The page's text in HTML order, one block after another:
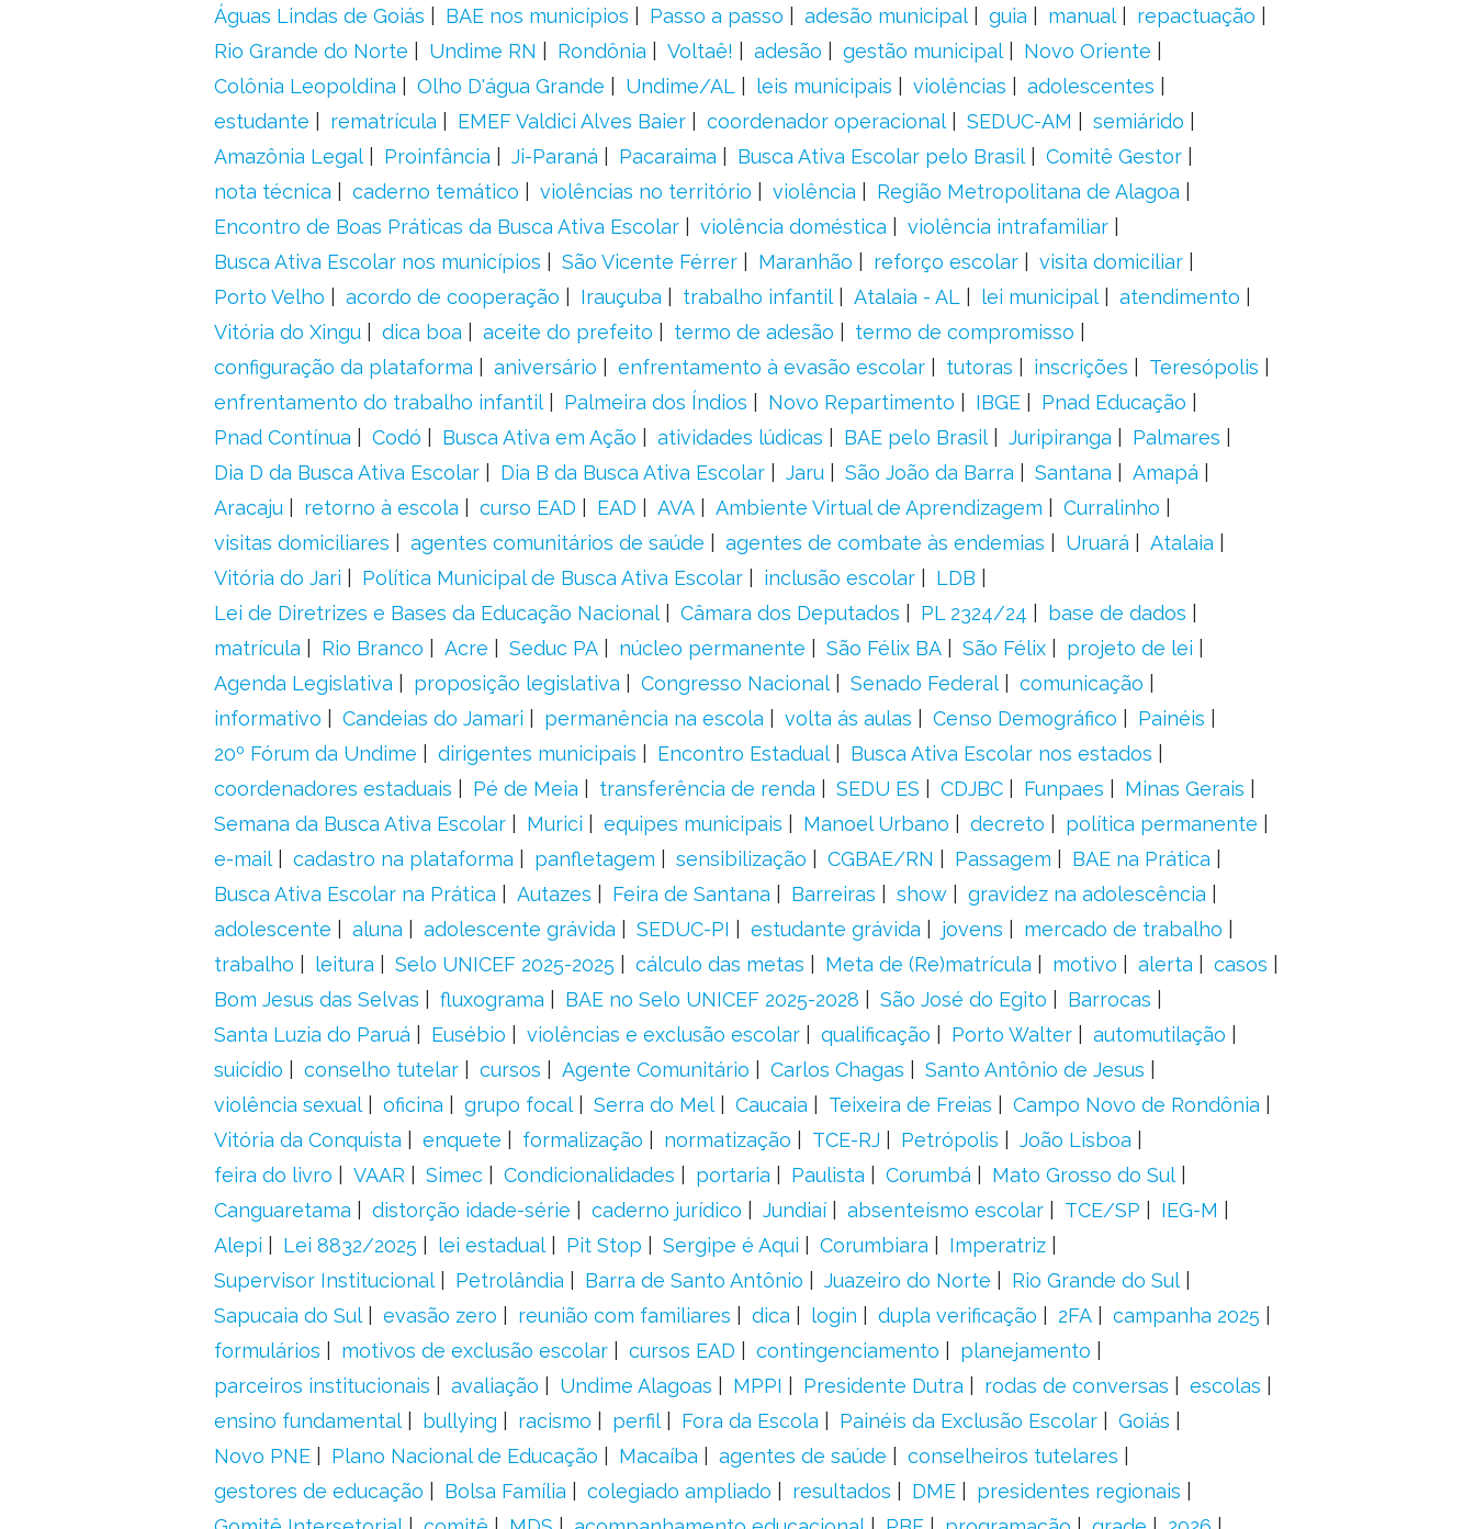
Águas Lindas de Goiás
BAE nos municípios Passo a passo adesão municipal guia manual
repactuação
Rio Grande do Norte
Undime RN Rondônia Voltaê! adesão gestão municipal
Novo Oriente
Colônia Leopoldina
Olho D'água Grande Undime/AL leis municipais violências
adolescentes
estudante
rematrícula EMEF Valdici Alves Baier coordenador operacional SEDUC-AM
semiárido
Amazônia Legal
Proinfância Ji-Paraná Pacaraima Busca Ativa Escolar pelo Brasil
Comitê Gestor
nota técnica
caderno temático violências no território violência
Região Metropolitana de Alagoa
Encontro de Boas Práticas da Busca Ativa Escolar
violência doméstica
violência intrafamiliar
Busca Ativa Escolar nos municípios
São Vicente Férrer Maranhão reforço escolar
visita domiciliar
Porto Velho
acordo de cooperação Irauçuba trabalho infantil Atalaia - AL lei municipal
atendimento
Vitória do Xingu
dica boa aceite do prefeito termo de adesão
termo de compromisso
configuração da plataforma
aniversário enfrentamento à evasão escolar tutoras inscrições
Teresópolis
enfrentamento do trabalho infantil
Palmeira dos Índios Novo Repartimento IBGE
Pnad Educação
Pnad Contínua
Codó Busca Ativa em Ação atividades lúdicas BAE pelo Brasil Juripiranga
Palmares
Dia D da Busca Ativa Escolar
Dia B da Busca Ativa Escolar Jaru São João da Barra Santana
Amapá
Aracaju
retorno à escola curso EAD EAD AVA Ambiente Virtual de Aprendizagem
Curralinho
visitas domiciliares
agentes comunitários de saúde agentes de combate às endemias Uruará
Atalaia
Vitória do Jari
Política Municipal de Busca Ativa Escolar inclusão escolar
LDB
Lei de Diretrizes e Bases da Educação Nacional
Câmara dos Deputados PL 2324/24
base de dados
matrícula
Rio Branco Acre Seduc PA núcleo permanente São Félix BA São Félix
projeto de lei
Agenda Legislativa
proposição legislativa Congresso Nacional Senado Federal
comunicação
informativo
Candeias do Jamari permanência na escola volta ás aulas Censo Demográfico
Painéis
20º Fórum da Undime
dirigentes municipais Encontro Estadual
Busca Ativa Escolar nos estados
coordenadores estaduais
Pé de Meia transferência de renda SEDU ES CDJBC Funpaes
Minas Gerais
Semana da Busca Ativa Escolar
Murici equipes municipais Manoel Urbano decreto
política permanente
e-mail
cadastro na plataforma panfletagem sensibilização CGBAE/RN Passagem
BAE na Prática
Busca Ativa Escolar na Prática
Autazes Feira de Santana Barreiras show
gravidez na adolescência
adolescente
aluna adolescente grávida SEDUC-PI estudante grávida jovens
mercado de trabalho
trabalho
leitura Selo UNICEF 2025-2025 cálculo das metas Meta de (Re)matrícula motivo alerta
casos
Bom Jesus das Selvas
fluxograma BAE no Selo UNICEF 2025-2028 São José do Egito
Barrocas
Santa Luzia do Paruá
Eusébio violências e exclusão escolar qualificação Porto Walter
automutilação
suicídio
conselho tutelar cursos Agente Comunitário Carlos Chagas
Santo Antônio de Jesus
violência sexual
oficina grupo focal Serra do Mel Caucaia Teixeira de Freias
Campo Novo de Rondônia
Vitória da Conquista
enquete formalização normatização TCE-RJ Petrópolis
João Lisboa
feira do livro
VAAR Simec Condicionalidades portaria Paulista Corumbá
Mato Grosso do Sul
Canguaretama
distorção idade-série caderno jurídico Jundiaí absenteísmo escolar TCE/SP
IEG-M
Alepi
Lei 8832/2025 lei estadual Pit Stop Sergipe é Aqui Corumbiara
Imperatriz
Supervisor Institucional
Petrolândia Barra de Santo Antônio Juazeiro do Norte
Rio Grande do Sul
Sapucaia do Sul
evasão zero reunião com familiares dica login dupla verificação 2FA
campanha 2025
formulários
motivos de exclusão escolar cursos EAD contingenciamento
planejamento
parceiros institucionais
avaliação Undime Alagoas MPPI Presidente Dutra rodas de conversas
escolas
ensino fundamental
bullying racismo perfil Fora da Escola Painéis da Exclusão Escolar
Goiás
Novo PNE
Plano Nacional de Educação Macaíba agentes de saúde
conselheiros tutelares
gestores de educação
Bolsa Família colegiado ampliado resultados DME
presidentes regionais